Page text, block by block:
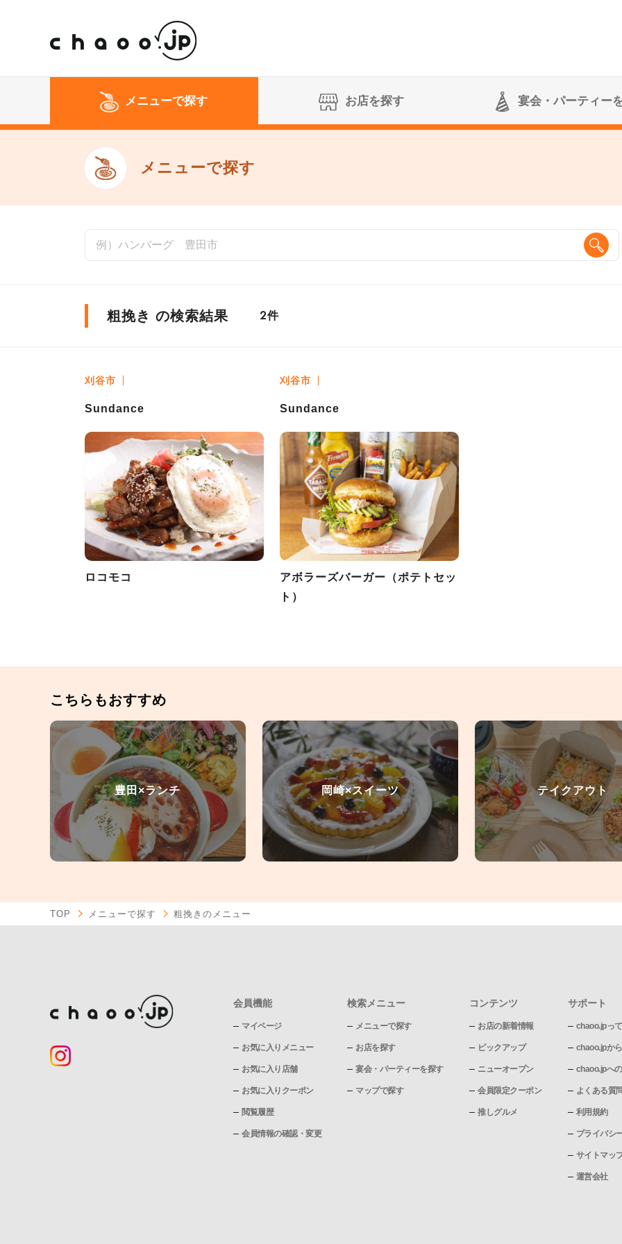
メニューで探す お店を探す 宴会 ・パーティー
メニューで探す
粗挽き の検索結果 2件
刈谷市
Sundance
ロコモコ
刈谷市
Sundance
アボラーズバーガー（ポテトセッ
ト）
こちらもおすすめ
豊田×ランチ 岡崎×スイーツ テイクアウト
TOP メニューで探す 粗挽きのメニュー
会員機能
マイページ
お気に入りメニュー
お気に入り店舗
お気に入りクーポン
閲覧履歴
会員情報の確認・変更
検索メニュー
メニューで探す
お店を探す
宴会・パーティーを探す
マップで探す
コンテンツ
お店の新着情報
ピックアップ
ニューオープン
会員限定クーポン
推しグルメ
サポート
chaoo.jpっ
chaoo.jpか
chaoo.jpへ
よくある質
利用規約
プライバシ
サイトマッ
運営会社